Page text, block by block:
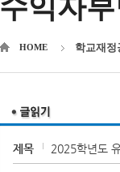
HOME 학교재정
수익자
제목 2025학년도